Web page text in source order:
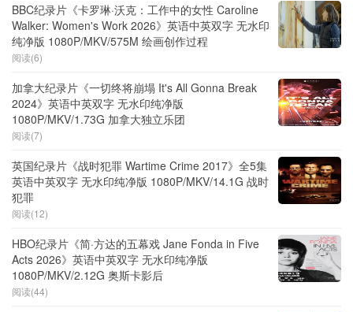
BBC纪录片《卡罗琳·沃克：工作中的女性 Caroline
Walker: Women's Work 2026》英语中英双字 无水印
纯净版 1080P/MKV/575M 绘画创作过程
阅读(6)
加拿大纪录片《一切终将崩塌 It's All Gonna Break
2024》英语中英双字 无水印纯净版
1080P/MKV/1.73G 加拿大独立乐团
阅读(7)
英国纪录片《战时犯罪 Wartime Crime 2017》全5集
英语中英双字 无水印纯净版 1080P/MKV/14.1G 战时
犯罪
阅读(12)
HBO纪录片《简·方达的五幕戏 Jane Fonda in Five
Acts 2026》英语中英双字 无水印纯净版
1080P/MKV/2.12G 奥斯卡影后
阅读(44)